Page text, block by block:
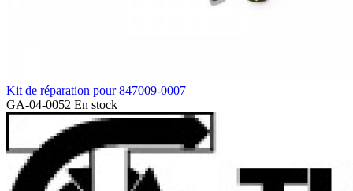
Kit de réparation pour 847009-0007
GA-04-0052 En stock